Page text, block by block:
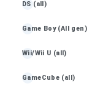
DS (all)
Game Boy (All gen)
Wii/Wii U (all)
GameCube (all)